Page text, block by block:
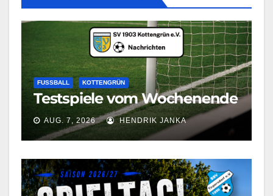
FUSSBALL KOTTENGRÜN
Testspiele vom Wochenende
AUG. 7, 2026 HENDRIK JANKA